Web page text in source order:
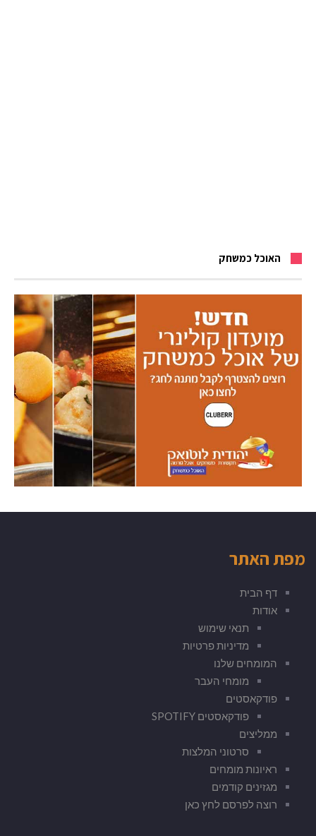
האוכל כמשחק
מפת האתר
דף הבית
אודות
תנאי שימוש
מדיניות פרטיות
המומחים שלנו
מומחי העבר
פודקאסטים
פודקאסטים SPOTIFY
ממליצים
סרטוני המלצות
ראיונות מומחים
מגזינים קודמים
רוצה לפרסם לחץ כאן